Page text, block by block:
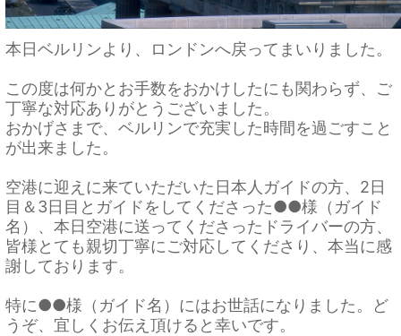
本日ベルリンより、ロンドンへ戻ってまいりました。
この度は何かとお手数をおかけしたにも関わらず、ご
丁寧な対応ありがとうございました。
おかげさまで、ベルリンで充実した時間を過ごすこと
が出来ました。
空港に迎えに来ていただいた日本人ガイドの方、2日
目＆3日目とガイドをしてくださった●●様（ガイド
名）、本日空港に送ってくださったドライバーの方、
皆様とても親切丁寧にご対応してくださり、本当に感
謝しております。
特に●●様（ガイド名）にはお世話になりました。ど
うぞ、宜しくお伝え頂けると幸いです。